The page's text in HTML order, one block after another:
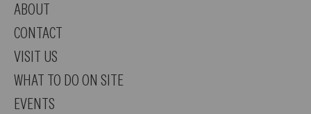
ABOUT
CONTACT
VISIT US
WHAT TO DO ON SITE
EVENTS